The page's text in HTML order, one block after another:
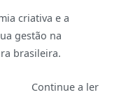
criativa e a
gestão na
brasileira.
Continue a ler